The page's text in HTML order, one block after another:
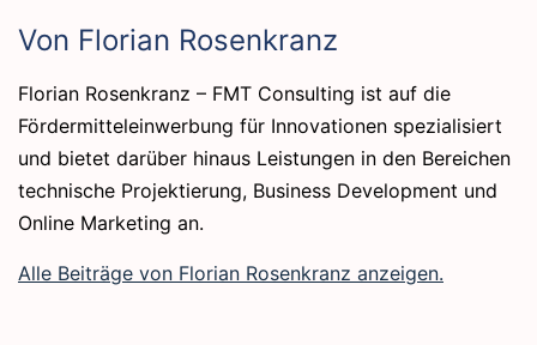
Von Florian Rosenkranz
Florian Rosenkranz – FMT Consulting ist auf die
Fördermitteleinwerbung für Innovationen spezialisiert
und bietet darüber hinaus Leistungen in den Bereichen
technische Projektierung, Business Development und
Online Marketing an.
Alle Beiträge von Florian Rosenkranz anzeigen.